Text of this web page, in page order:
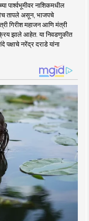
पार्श्वभूमीवर नाशिकमधील
तापले असून, भाजपचे
गिरीश महाजन आणि मंत्री
झाले आहेत. या निवडणुकीत
पक्षाचे नरेंद्र दराडे यांना